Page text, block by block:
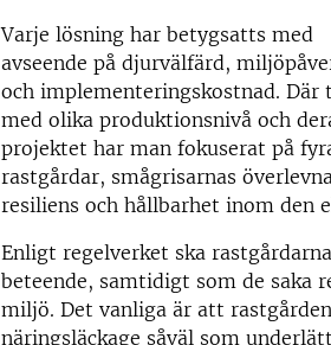
Varje lösning har betygsatts med
avseende på djurvälfärd,
och implementeringskostnad.
med olika produktionsnivå och
projektet har man fokuserat på
rastgårdar, smågrisarnas
resiliens och hållbarhet inom den
Enligt regelverket ska
beteende, samtidigt som de saka
miljö. Det vanliga är att
näringsläckage såväl som